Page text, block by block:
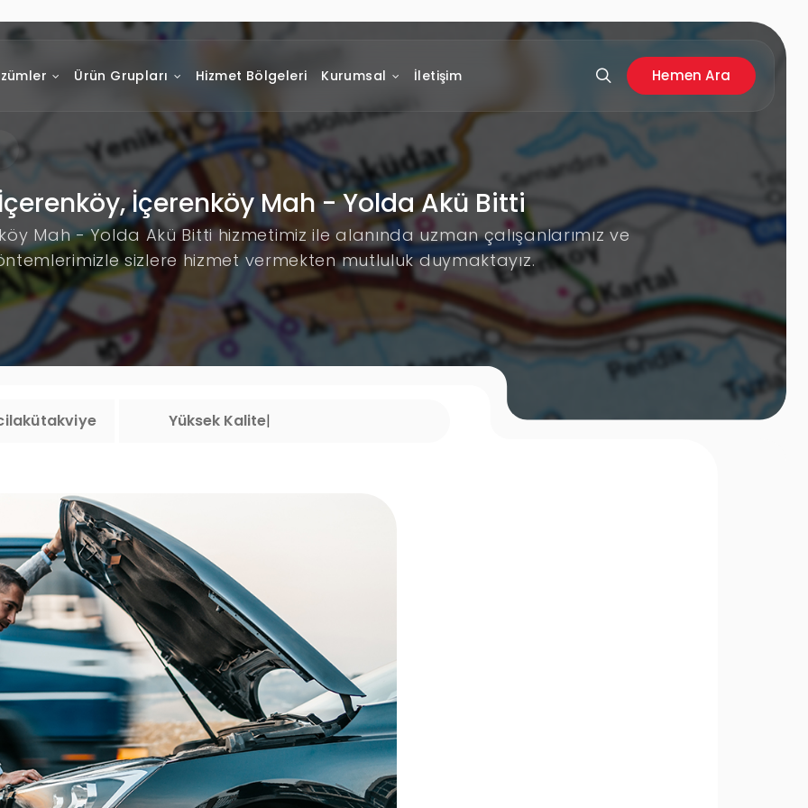
Hemen Ara
Ürün Grupları Hizmet Bölgeleri Kurumsal İletişim
İçerenköy Mah - Yolda Akü Bitti
Mah - Yolda Akü Bitti hizmetimiz ile alanında uzman çalışanlarımız ve
sizlere hizmet vermekten mutluluk duymaktayız.
Yüksek Kalite Standartı